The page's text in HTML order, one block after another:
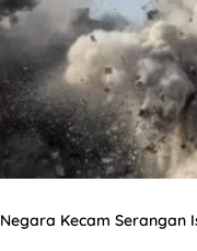
Kecam Serangan